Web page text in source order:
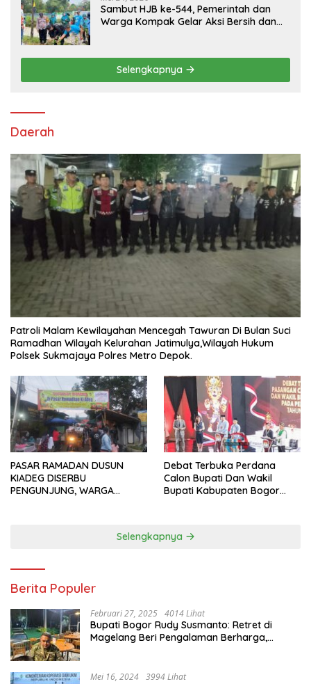
Sambut HJB ke-544, Pemerintah dan
Warga Kompak Gelar Aksi Bersih dan
Selengkapnya
Daerah
Patroli Malam Kewilayahan Mencegah Tawuran Di Bulan Suci
Ramadhan Wilayah Kelurahan Jatimulya,Wilayah Hukum
Polsek Sukmajaya Polres Metro Depok.
PASAR RAMADAN DUSUN
KIADEG DISERBU
PENGUNJUNG, WARGA
Debat Terbuka Perdana
Calon Bupati Dan Wakil
Bupati Kabupaten Bogor
Selengkapnya
Berita Populer
Februari 27, 2025 4014 Lihat
Bupati Bogor Rudy Susmanto: Retret di
Magelang Beri Pengalaman Berharga,
Mei 16, 2024 3994 Lihat